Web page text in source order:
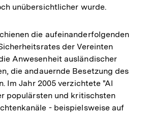
unübersichtlicher wurde.
die aufeinanderfolgenden
der Vereinten
Anwesenheit ausländischer
die andauernde Besetzung des
Im Jahr 2005 verzichtete "Al
populärsten und kritischsten
- beispielsweise auf